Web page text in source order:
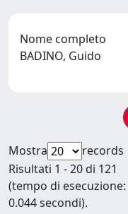
Nome completo
BADINO, Guido
Mostra
records
Risultati 1 - 20 di 121
(tempo di esecuzione:
0.044 secondi).